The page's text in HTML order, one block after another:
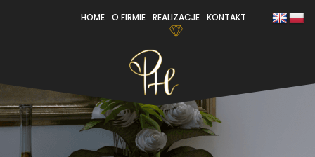
HOME O FIRMIE REALIZACJE KONTAKT